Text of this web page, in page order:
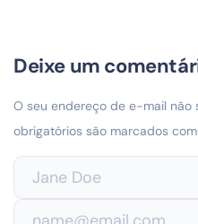
Deixe um
O seu endereço de e-mail não
obrigatórios são marcados com